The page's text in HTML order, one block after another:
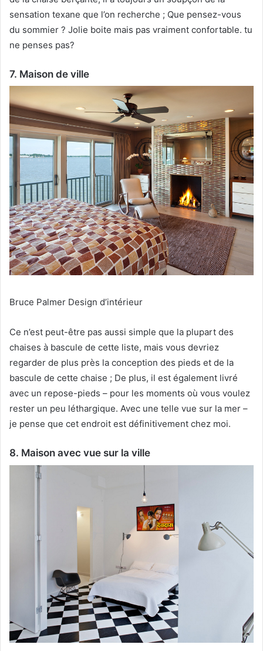
sensation texane que l’on recherche ; Que pensez-vous
du sommier ? Jolie boite mais pas vraiment confortable. tu
ne penses pas?
7. Maison de ville
Bruce Palmer Design d’intérieur
Ce n’est peut-être pas aussi simple que la plupart des
chaises à bascule de cette liste, mais vous devriez
regarder de plus près la conception des pieds et de la
bascule de cette chaise ; De plus, il est également livré
avec un repose-pieds – pour les moments où vous voulez
rester un peu léthargique. Avec une telle vue sur la mer –
je pense que cet endroit est définitivement chez moi.
8. Maison avec vue sur la ville